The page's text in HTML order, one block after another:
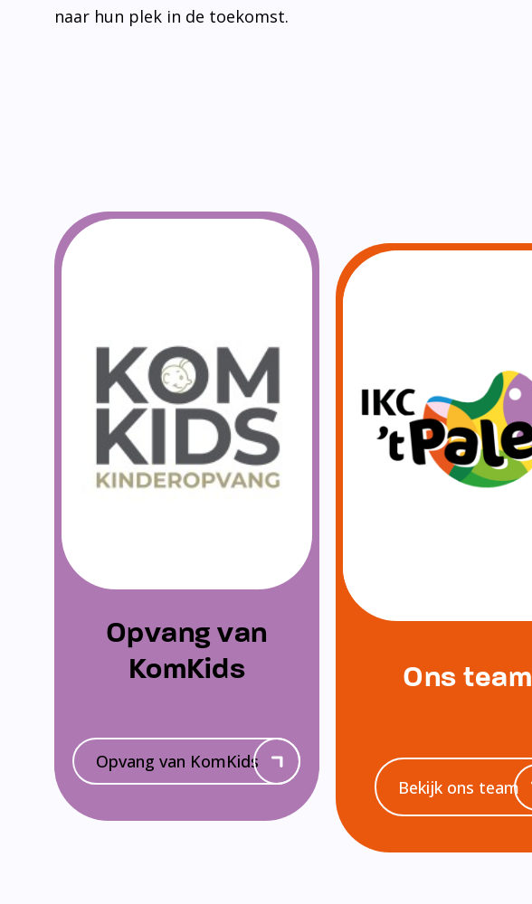
naar hun plek in de toekomst.
Opvang van
KomKids
Opvang van KomKids
Ons team
Bekijk ons team